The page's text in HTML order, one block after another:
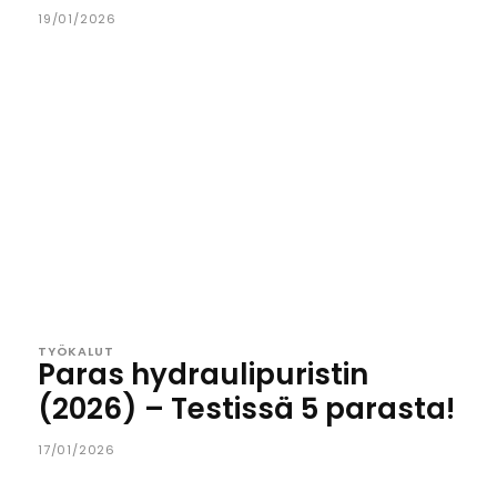
19/01/2026
TYÖKALUT
Paras hydraulipuristin
(2026) – Testissä 5 parasta!
17/01/2026